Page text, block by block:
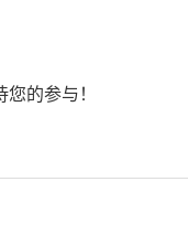
的参与！